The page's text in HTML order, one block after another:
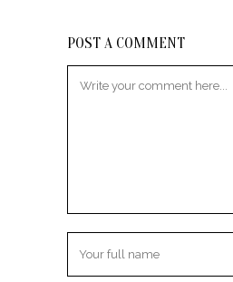
POST A COMMENT